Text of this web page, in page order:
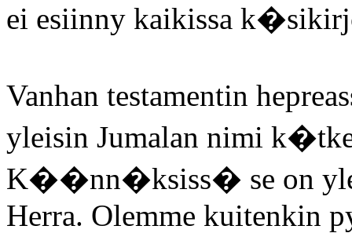
ei esiinny kaikissa
Vanhan testamentin
yleisin Jumalan nimi
K��nn�ksiss� se on
Herra. Olemme kuitenkin